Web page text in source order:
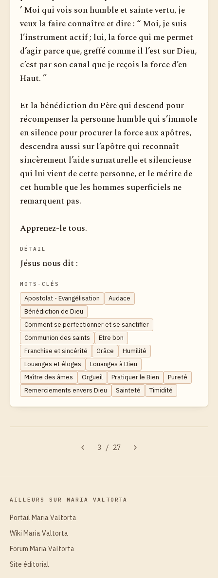
’ Moi qui vois son humble et sainte vertu, je
veux la faire connaître et dire : “ Moi, je suis
l’instrument actif ; lui, la force qui me permet
d’agir parce que, greffé comme il l’est sur Dieu,
c’est par son canal que je reçois la force d’en
Haut. ”
Et la bénédiction du Père qui descend pour
récompenser la personne humble qui s’immole
en silence pour procurer la force aux apôtres,
descendra aussi sur l’apôtre qui reconnaît
sincèrement l’aide surnaturelle et silencieuse
qui lui vient de cette personne, et le mérite de
cet humble que les hommes superficiels ne
remarquent pas.
Apprenez-le tous.
DÉTAIL
Jésus nous dit :
MOTS-CLÉS
Apostolat - Evangélisation
Audace
Bénédiction de Dieu
Comment se perfectionner et se sanctifier
Communion des saints
Etre bon
Franchise et sincérité
Grâce
Humilité
Louanges et éloges
Louanges à Dieu
Maître des âmes
Orgueil Pratiquer le Bien
Pureté
Remerciements envers Dieu
Sainteté Timidité
3 / 27
AILLEURS SUR MARIA VALTORTA
Portail Maria Valtorta
Wiki Maria Valtorta
Forum Maria Valtorta
Site éditorial